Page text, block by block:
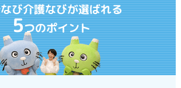
び介護なびが選ばれる
5つのポイント